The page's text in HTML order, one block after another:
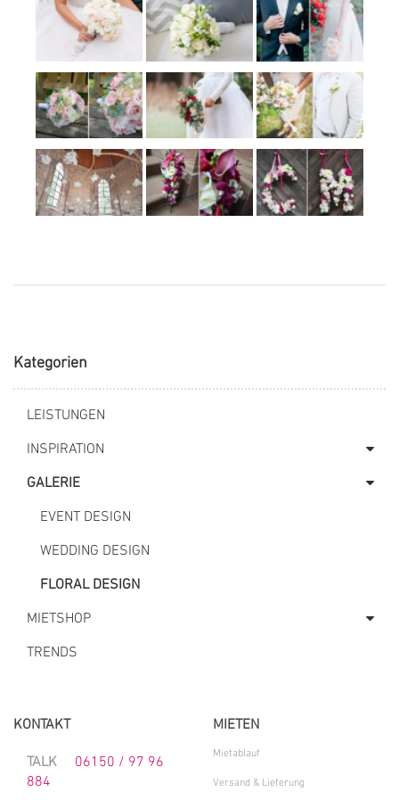
Kategorien
LEISTUNGEN
INSPIRATION
GALERIE
EVENT DESIGN
WEDDING DESIGN
FLORAL DESIGN
MIETSHOP
TRENDS
KONTAKT
TALK 06150 / 97 96
884
MIETEN
Mietablauf
Versand & Lieferung